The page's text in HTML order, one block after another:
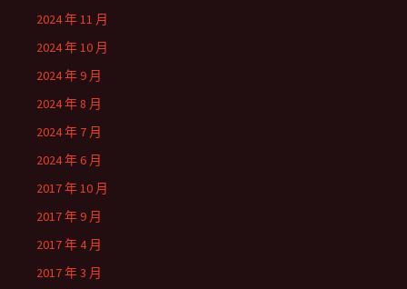
2024 年 11 月
2024 年 10 月
2024 年 9 月
2024 年 8 月
2024 年 7 月
2024 年 6 月
2017 年 10 月
2017 年 9 月
2017 年 4 月
2017 年 3 月